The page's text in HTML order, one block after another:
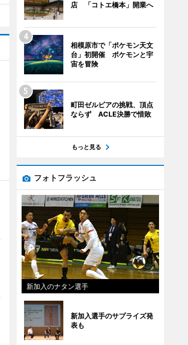
店 「コトエ橋本」開業へ
相模原市で「ポケモン天文
台」初開催 ポケモンと宇
宙を冒険
町田ゼルビアの挑戦、頂点
ならず ACLE決勝で惜敗
もっと見る
フォトフラッシュ
新加入のナタン選手
新加入選手のサプライズ発
表も